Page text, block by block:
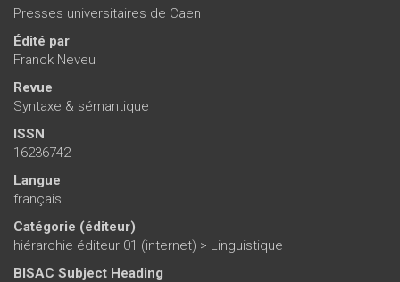
Presses universitaires de Caen
Édité par
Franck Neveu
Revue
Syntaxe & sémantique
ISSN
16236742
Langue
français
Catégorie (éditeur)
hiérarchie éditeur 01 (internet) > Linguistique
BISAC Subject Heading